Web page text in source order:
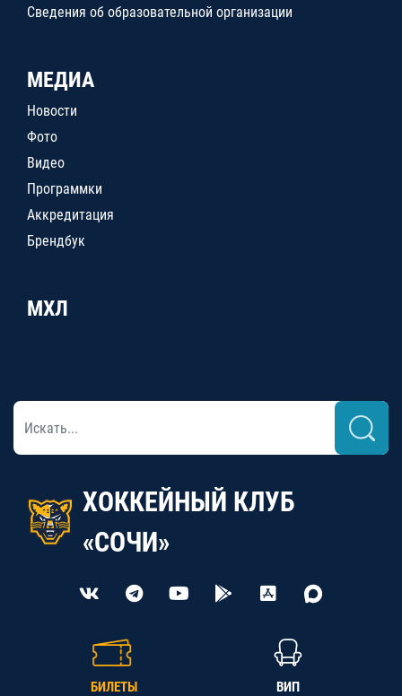
Сведения об образовательной организации
МЕДИА
Новости
Фото
Видео
Программки
Аккредитация
Брендбук
МХЛ
ХОККЕЙНЫЙ КЛУБ
«СОЧИ»
БИЛЕТЫ ВИП